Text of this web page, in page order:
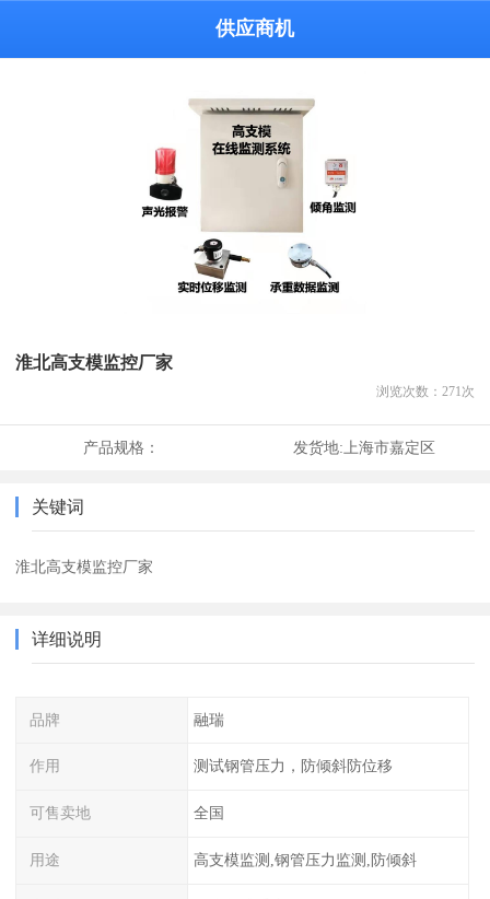
供应商机
淮北高支模监控厂家
浏览次数： 271 次
产品规格： 发货地:上海市嘉定区
关键词
淮北高支模监控厂家
详细说明
品牌 融瑞
作用 测试钢管压力，防倾斜防位移
可售卖地 全国
用途 高支模监测,钢管压力监测,防倾斜